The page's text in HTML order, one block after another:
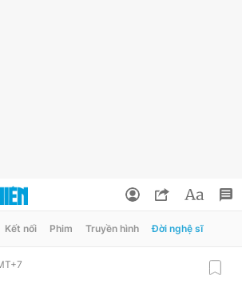
Kết nối Phim Truyền hình Đời nghệ sĩ